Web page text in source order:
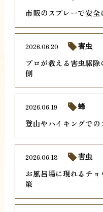
市販のスプレーで安
プロが教える害虫駆
側
2026.06.20 害虫
登山やハイキングで
2026.06.19 蜂
お風呂場に現れるチ
策
2026.06.18 害虫